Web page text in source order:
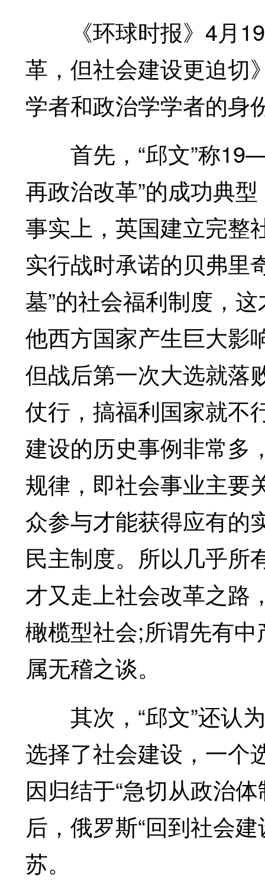
《环球时报》4月19
革，但社会建设更迫切
学者和政治学学者的身
首先，“邱文”称
再政治改革”的成功典
事实上，英国建立完整
实行战时承诺的贝弗里
墓”的社会福利制度，
他西方国家产生巨大影
但战后第一次大选就落
仗行，搞福利国家就不
建设的历史事例非常多
规律，即社会事业主要
众参与才能获得应有的
民主制度。所以几乎所
才又走上社会改革之路
橄榄型社会;所谓先有
属无稽之谈。
其次，“邱文”还认为
选择了社会建设，一个
因归结于“急切从政治
后，俄罗斯“回到社会
苏。